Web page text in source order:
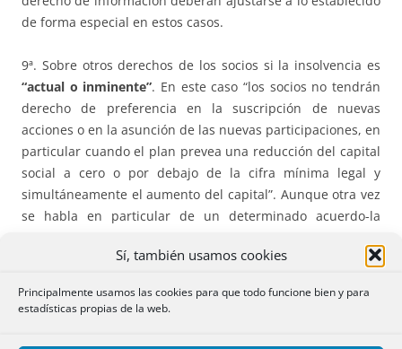
Sí, también usamos cookies
Principalmente usamos las cookies para que todo funcione bien y para
estadísticas propias de la web.
de forma especial en estos casos.
9ª. Sobre otros derechos de los socios si la insolvencia es
“actual o inminente”. En este caso “los socios no tendrán
derecho de preferencia en la suscripción de nuevas
acciones o en la asunción de las nuevas participaciones, en
particular cuando el plan prevea una reducción del capital
social a cero o por debajo de la cifra mínima legal y
simultáneamente el aumento del capital”. Aunque otra vez
se habla en particular de un determinado acuerdo-la
preferencia tampoco va a existir en acuerdos de aumento
hemos defendido la no necesidad de anuncios por la no
defender la no existencia de informes o de dictamen de